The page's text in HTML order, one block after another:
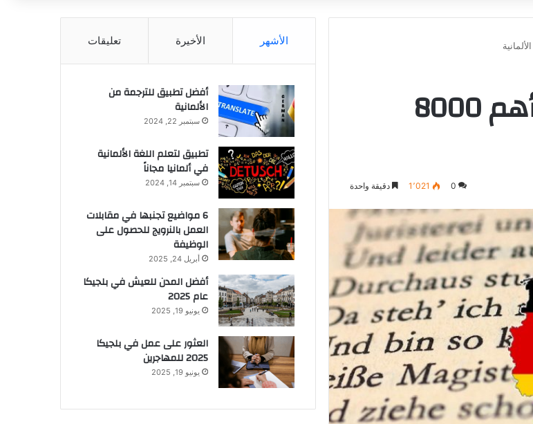
أفضل تطبيق مجاني لتعلم أهم 8000
0 1٬021 دقيقة واحدة
الأشهر الأخيرة تعليقات
أفضل تطبيق للترجمة من
الألمانية
سبتمبر 22, 2024
تطبيق لتعلم اللغة الألمانية
في ألمانيا مجاناً
سبتمبر 14, 2024
6 مواضيع تجنبها في مقابلات
العمل بالنرويج للحصول على
الوظيفة
أبريل 24, 2025
أفضل المدن للعيش في بلجيكا
عام 2025
يونيو 19, 2025
العثور على عمل في بلجيكا
2025 للمهاجرين
يونيو 19, 2025